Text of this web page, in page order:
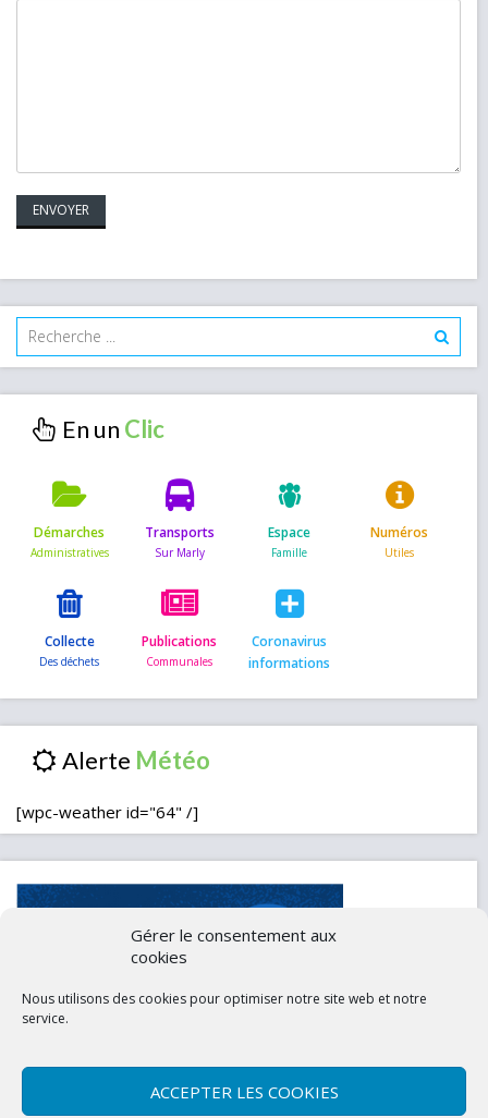
Gérer le consentement aux
cookies
Nous utilisons des cookies pour optimiser notre site web et notre
service.
ACCEPTER LES COOKIES
En un
Démarches Transports Espace Numéros
Collecte Publications
Coronavirus
informations
Alerte
[wpc-weather id="64" /]